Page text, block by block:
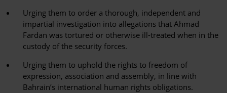
Urging them to order a thorough, independent and
impartial investigation into allegations that Ahmad
Fardan was tortured or otherwise ill-treated when in the
custody of the security forces.
Urging them to uphold the rights to freedom of
expression, association and assembly, in line with
Bahrain’s international human rights obligations.